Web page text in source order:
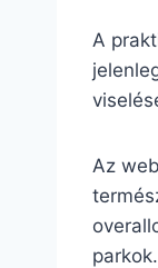
A
Az